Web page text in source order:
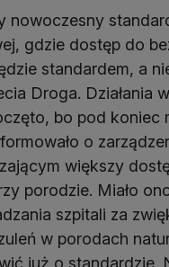
nowoczesny
gdzie dostęp do
standardem, a
Droga. Działania
bo pod koniec
o
większy
porodzie. Miało
szpitali za
w porodach
już o standardzie.